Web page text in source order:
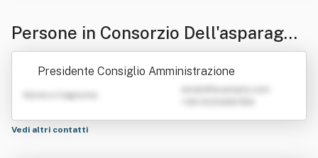
Persone in Consorzio Dell'asparago
Di Badoere
Presidente Consiglio Amministrazione
Nome e Cognome
Vedi altri contatti